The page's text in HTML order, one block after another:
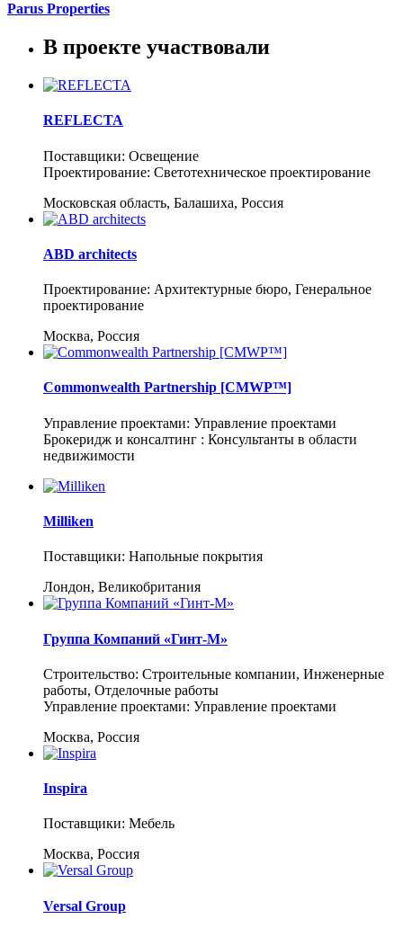
Parus Properties
В проекте участвовали
REFLECTA
Поставщики: Освещение
Проектирование: Светотехническое проектирование
Московская область, Балашиха, Россия
ABD architects
Проектирование: Архитектурные бюро, Генеральное
проектирование
Москва, Россия
Commonwealth Partnership [CMWP™]
Управление проектами: Управление проектами
Брокеридж и консалтинг : Консультанты в области
недвижимости
Milliken
Поставщики: Напольные покрытия
Лондон, Великобритания
Группа Компаний «Гинт-М»
Строительство: Строительные компании, Инженерные
работы, Отделочные работы
Управление проектами: Управление проектами
Москва, Россия
Inspira
Поставщики: Мебель
Москва, Россия
Versal Group